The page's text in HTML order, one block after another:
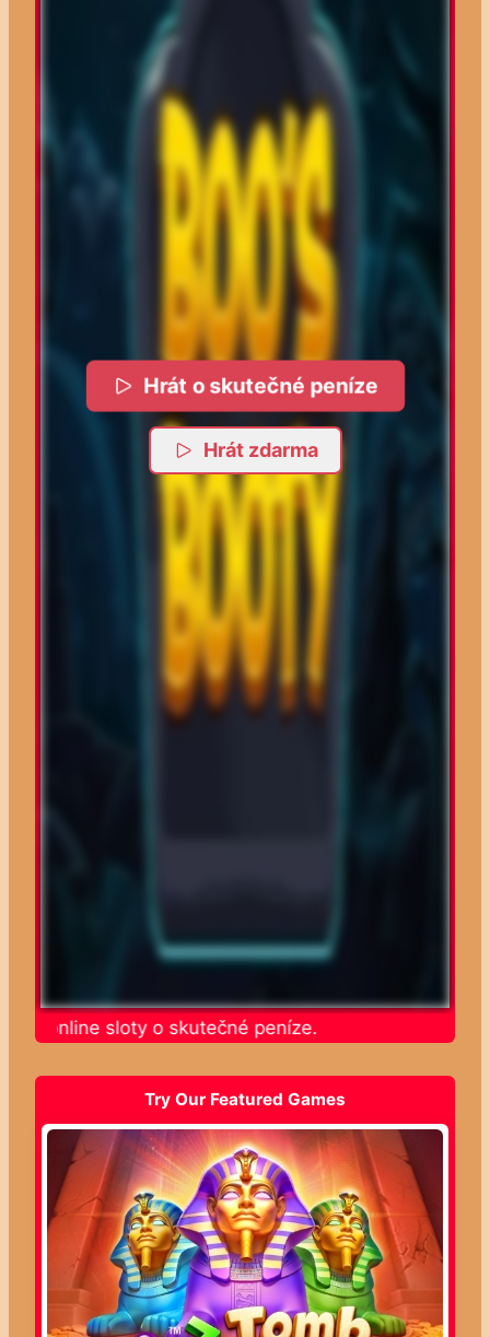
Hrát o skutečné peníze
Hrát zdarma
online sloty o skutečné peníze.
Try Our Featured Games